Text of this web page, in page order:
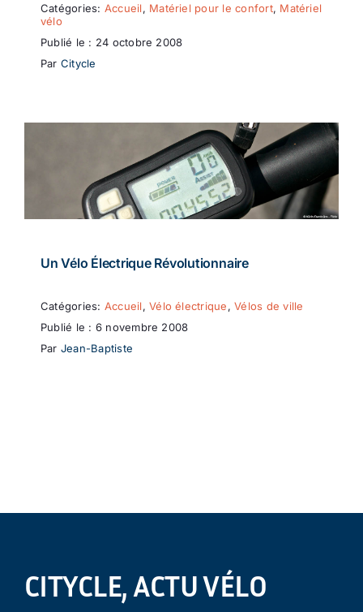
Catégories: Accueil, Matériel pour le confort, Matériel
vélo
Publié le : 24 octobre 2008
Par Citycle
Un Vélo Électrique Révolutionnaire
Catégories: Accueil,Vélo électrique,Vélos de ville
Publié le : 6 novembre 2008
Par Jean-Baptiste
CITYCLE, ACTU VÉLO